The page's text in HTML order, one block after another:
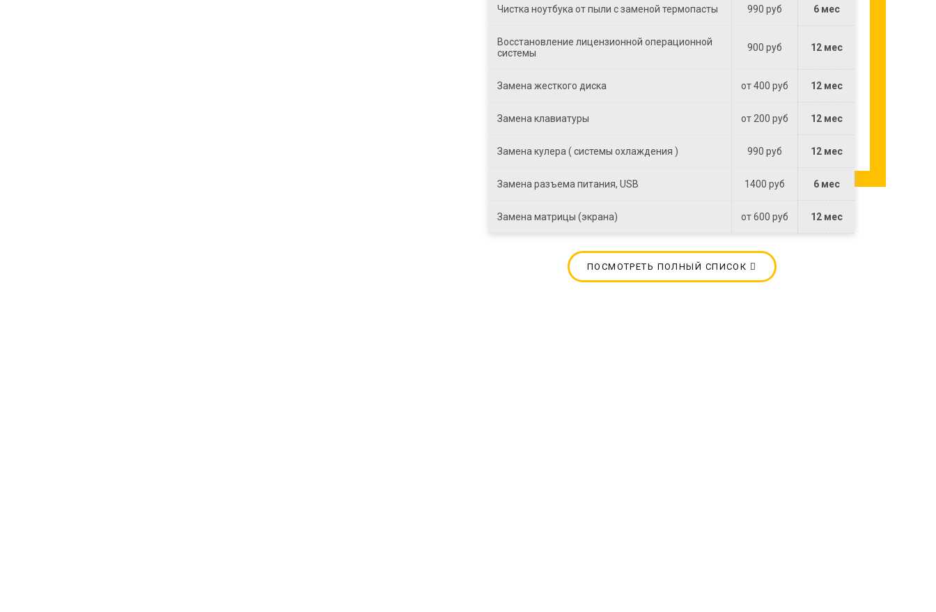
Чистка ноутбука от пыли с заменой термопасты 990 руб 6 мес
Восстановление лицензионной операционной
системы
900 руб 12 мес
Замена жесткого диска от 400 руб 12 мес
Замена клавиатуры от 200 руб 12 мес
Замена кулера ( системы охлаждения ) 990 руб 12 мес
Замена разъема питания, USB 1400 руб 6 мес
Замена матрицы (экрана) от 600 руб 12 мес
ПОСМОТРЕТЬ ПОЛНЫЙ СПИСОК